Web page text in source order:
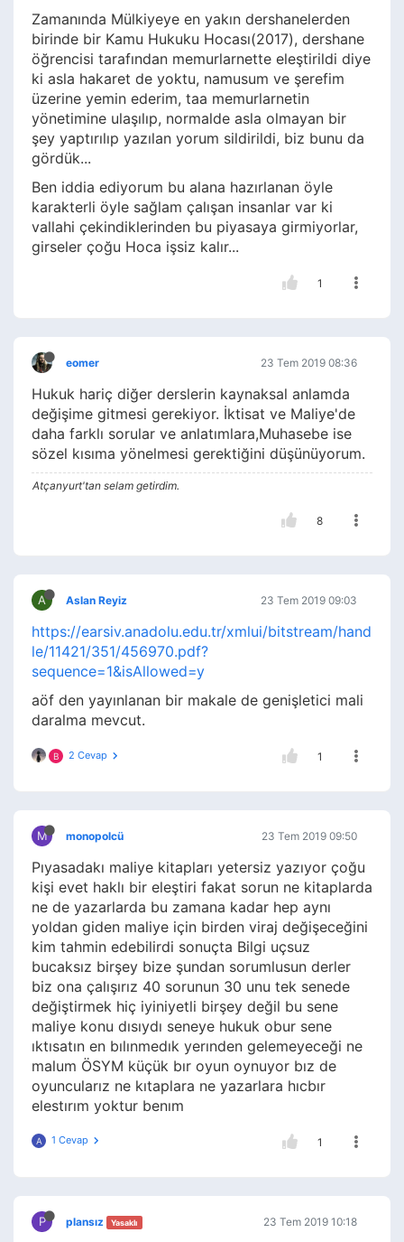
Zamanında Mülkiyeye en yakın dershanelerden
birinde bir Kamu Hukuku Hocası(2017), dershane
öğrencisi tarafından memurlarnette eleştirildi diye
ki asla hakaret de yoktu, namusum ve şerefim
üzerine yemin ederim, taa memurlarnetin
yönetimine ulaşılıp, normalde asla olmayan bir
şey yaptırılıp yazılan yorum sildirildi, biz bunu da
gördük...
Ben iddia ediyorum bu alana hazırlanan öyle
karakterli öyle sağlam çalışan insanlar var ki
vallahi çekindiklerinden bu piyasaya girmiyorlar,
girseler çoğu Hoca işsiz kalır...
1
eomer 23 Tem 2019 08:36
Hukuk hariç diğer derslerin kaynaksal anlamda
değişime gitmesi gerekiyor. İktisat ve Maliye'de
daha farklı sorular ve anlatımlara,Muhasebe ise
sözel kısıma yönelmesi gerektiğini düşünüyorum.
Atçanyurt'tan selam getirdim.
8
A Aslan Reyiz 23 Tem 2019 09:03
https://earsiv.anadolu.edu.tr/xmlui/bitstream/hand
le/11421/351/456970.pdf?
sequence=1&isAllowed=y
aöf den yayınlanan bir makale de genişletici mali
daralma mevcut.
B 2 Cevap 1
M monopolcü 23 Tem 2019 09:50
Pıyasadakı maliye kitapları yetersiz yazıyor çoğu
kişi evet haklı bir eleştiri fakat sorun ne kitaplarda
ne de yazarlarda bu zamana kadar hep aynı
yoldan giden maliye için birden viraj değişeceğini
kim tahmin edebilirdi sonuçta Bilgi uçsuz
bucaksız birşey bize şundan sorumlusun derler
biz ona çalışırız 40 sorunun 30 unu tek senede
değiştirmek hiç iyiniyetli birşey değil bu sene
maliye konu dısıydı seneye hukuk obur sene
ıktısatın en bılınmedık yerınden gelemeyeceği ne
malum ÖSYM küçük bır oyun oynuyor bız de
oyuncularız ne kıtaplara ne yazarlara hıcbır
elestırım yoktur benım
A 1 Cevap 1
P plansız Yasaklı 23 Tem 2019 10:18